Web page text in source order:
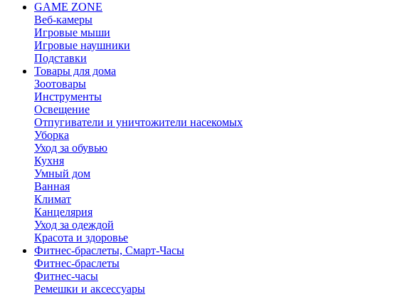
GAME ZONE
Веб-камеры
Игровые мыши
Игровые наушники
Подставки
Товары для дома
Зоотовары
Инструменты
Освещение
Отпугиватели и уничтожители насекомых
Уборка
Уход за обувью
Кухня
Умный дом
Ванная
Климат
Канцелярия
Уход за одеждой
Красота и здоровье
Фитнес-браслеты, Смарт-Часы
Фитнес-браслеты
Фитнес-часы
Ремешки и аксессуары